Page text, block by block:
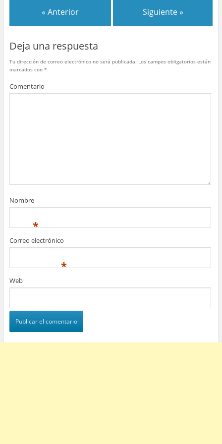
b
o
o
k
A
p
ar
tir
« Anterior Siguiente »
Deja una respuesta
Tu dirección de correo electrónico no será publicada. Los campos obligatorios están
marcados con *
Comentario
Nombre
*
Correo electrónico
*
Web